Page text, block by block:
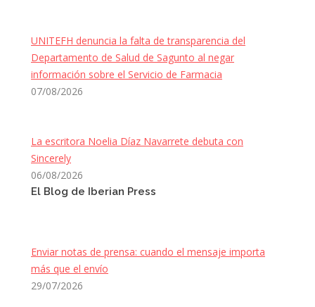
UNITEFH denuncia la falta de transparencia del
Departamento de Salud de Sagunto al negar
información sobre el Servicio de Farmacia
07/08/2026
La escritora Noelia Díaz Navarrete debuta con
Sincerely
06/08/2026
El Blog de Iberian Press
Enviar notas de prensa: cuando el mensaje importa
más que el envío
29/07/2026